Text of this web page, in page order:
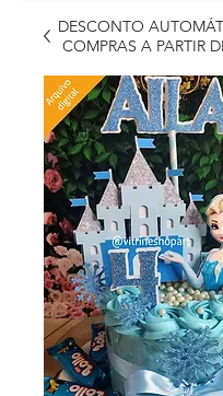
DESCONTO
COMPRAS A PARTIR